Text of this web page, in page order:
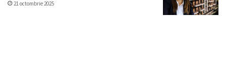
21 octombrie 2025